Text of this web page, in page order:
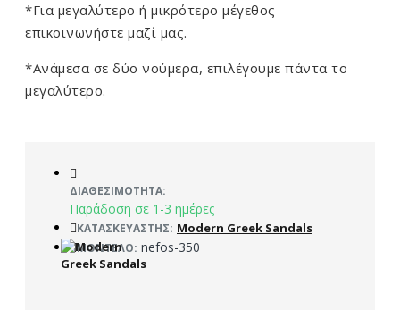
*Για μεγαλύτερο ή μικρότερο μέγεθος
επικοινωνήστε μαζί μας.
*Ανάμεσα σε δύο νούμερα, επιλέγουμε πάντα το
μεγαλύτερο.
ΔΙΑΘΕΣΙΜΌΤΗΤΑ:
Παράδοση σε 1-3 ημέρες
ΚΑΤΑΣΚΕΥΑΣΤΉΣ: Modern Greek Sandals
ΜΟΝΤΈΛΟ: nefos-350